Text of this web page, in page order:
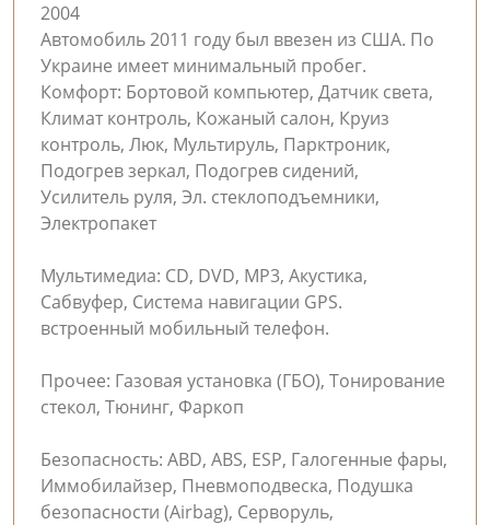
2004
Автомобиль 2011 году был ввезен из США. По
Украине имеет минимальный пробег.
Комфорт: Бортовой компьютер, Датчик света,
Климат контроль, Кожаный салон, Круиз
контроль, Люк, Мультируль, Парктроник,
Подогрев зеркал, Подогрев сидений,
Усилитель руля, Эл. стеклоподъемники,
Электропакет
Мультимедиа: CD, DVD, MP3, Акустика,
Сабвуфер, Система навигации GPS.
встроенный мобильный телефон.
Прочее: Газовая установка (ГБО), Тонирование
стекол, Тюнинг, Фаркоп
Безопасность: ABD, ABS, ESP, Галогенные фары,
Иммобилайзер, Пневмоподвеска, Подушка
безопасности (Airbag), Серворуль,